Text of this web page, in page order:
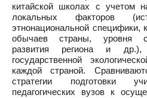
китайской школах с учетом
локальных факторов
этнонациональной специфики,
обычаев страны, уровня
развития региона и
государственной
каждой страной.
стратегии подготовки
педагогических вузов к